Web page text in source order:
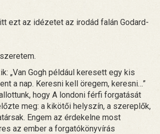
ezt az idézetet az irodád falán Godard-
„Van Gogh például keresett egy kis
a nap. Keresni kell öregem, keresni…”
hogy A londoni férfi forgatását
meg: a kikötői helyszín, a szereplők,
Engem az érdekelne most
az ember a forgatókönyvírás